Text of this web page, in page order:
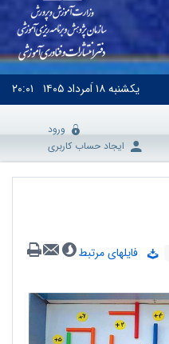
یکشنبه۱۸ اَمرداد ۱۴۰۵ ۲۰:۰۱
ورود
ایجاد حساب کاربری
فایلهای مرتبط